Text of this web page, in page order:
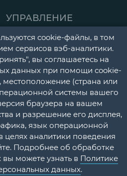
УПРАВЛЕНИЕ
ДЕТСКАЯ
ГОРОДСКАЯ
ПОЛИКЛИНИКА
ПЕРИНАТАЛЬНЫЙ
И НАРКОЛОГИЧЕСКИЙ
ДИСПАНСЕРЫ
СТАЦИОНАР
ПЛАТНЫЕ
cookie-файлы, в том
сервисов вэб-аналитики.
вы соглашаетесь на
данных при помощи cookie-
(страна или
системы вашего
браузера на вашем
и разрешение его дисплея,
язык операционной
целях аналитики поведения
Подробнее об обработке
можете узнать в Политике
данных